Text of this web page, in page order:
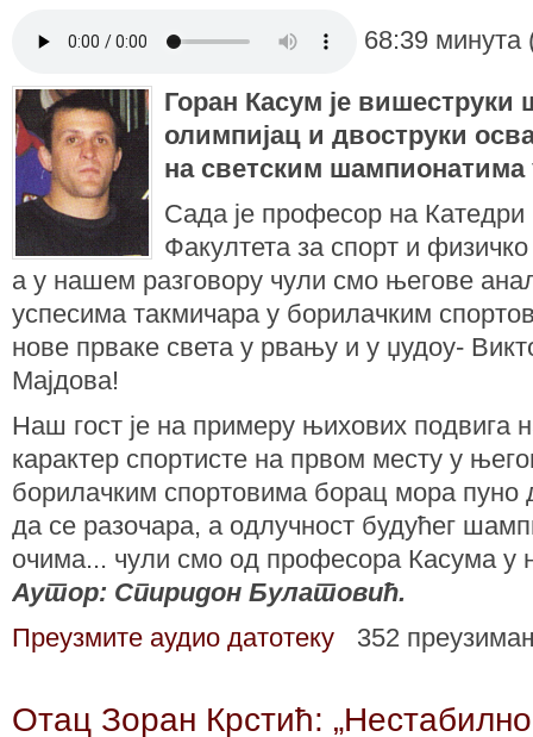
68:39
Горан Касум је вишеструки
олимпијац и двоструки
на светским шампионатима
Сада је професор на Катедри
Факултета за спорт и
а у нашем разговору чули смо његове
успесима такмичара у борилачким
нове прваке света у рвању и у џудоу-
Мајдова!
Наш гост је на примеру њихових подвига
карактер спортисте на првом месту у
борилачким спортовима борац мора пуно
да се разочара, а одлучност будућег
очима... чули смо од професора Касума у
Аутор: Спиридон Булатовић.
Преузмите аудио датотеку
352
Отац Зоран Крстић: